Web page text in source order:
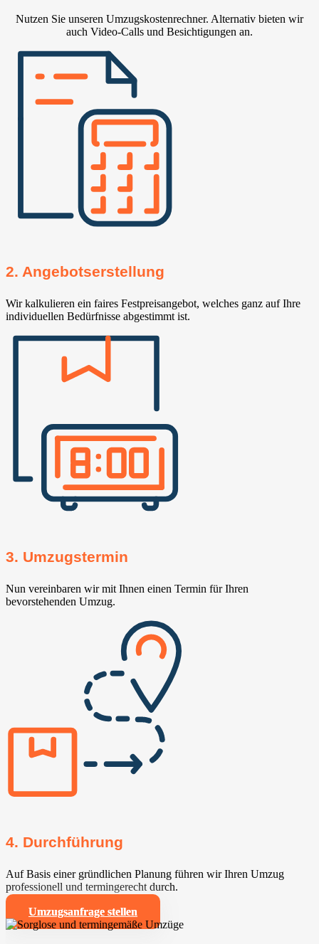
Nutzen Sie unseren Umzugskostenrechner. Alternativ bieten wir
auch Video-Calls und Besichtigungen an.
2. Angebotserstellung
Wir kalkulieren ein faires Festpreisangebot, welches ganz auf Ihre
individuellen Bedürfnisse abgestimmt ist.
3. Umzugstermin
Nun vereinbaren wir mit Ihnen einen Termin für Ihren
bevorstehenden Umzug.
4. Durchführung
Auf Basis einer gründlichen Planung führen wir Ihren Umzug
professionell und termingerecht durch.
Umzugsanfrage stellen